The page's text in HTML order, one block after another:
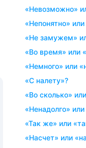
«невозможно»
«непонятно»
«не замужем»
«во время»
«немного» или
«с налету»?
«во сколько»
«ненадолго»
«так же» или
«насчет» или